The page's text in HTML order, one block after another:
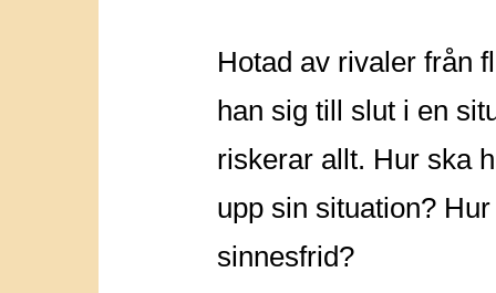
Hotad av rivaler från
han sig till slut i en
riskerar allt. Hur ska
upp sin situation?
sinnesfrid?